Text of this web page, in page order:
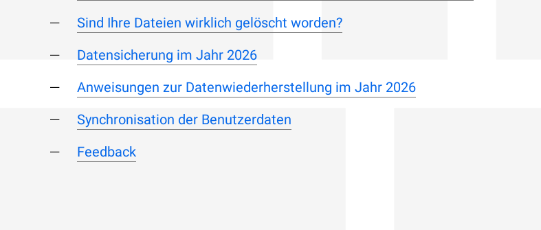
Sind Ihre Dateien wirklich gelöscht worden?
Datensicherung im Jahr 2026
Anweisungen zur Datenwiederherstellung im Jahr 2026
Synchronisation der Benutzerdaten
Feedback